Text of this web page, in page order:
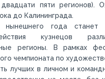
пяти регионов).
до Калининграда.
нынешнего года
кузнецов
регионы. В рамках
чемпионата по
лучших в личном и